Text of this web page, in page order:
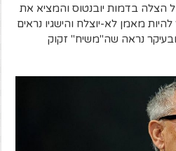
הצלה בדמות יובנטוס והמציא את
מאמן לא-יוצלח והישגיו נראים
ובעיקר נראה שה"משיח" זקוק